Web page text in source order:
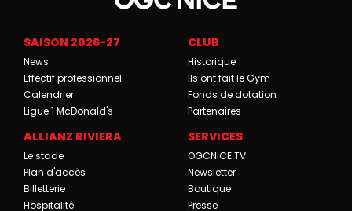
SAISON 2026-27
News
Effectif professionnel
Calendrier
Ligue 1 McDonald's
CLUB
Historique
Ils ont fait le Gym
Fonds de dotation
Partenaires
ALLIANZ RIVIERA
Le stade
Plan d'accès
Billetterie
Hospitalité
SERVICES
OGCNICE.TV
Newsletter
Boutique
Presse